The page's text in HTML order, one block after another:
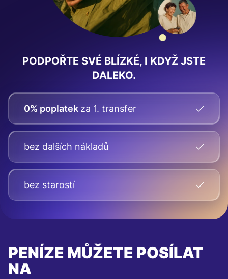
PODPOŘTE SVÉ BLÍZKÉ, I KDYŽ JSTE
DALEKO.
0% poplatek za 1. transfer
bez dalších nákladů
bez starostí
PENÍZE MŮŽETE POSÍLAT
NA